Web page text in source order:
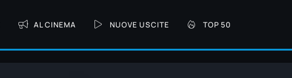
AL CINEMA NUOVE USCITE TOP 50